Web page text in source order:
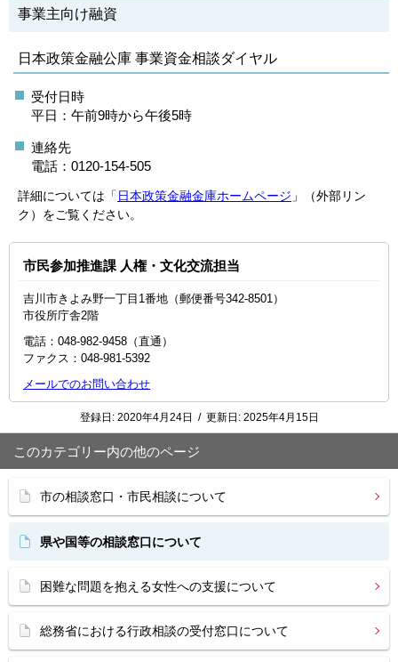
事業主向け融資
日本政策金融公庫 事業資金相談ダイヤル
受付日時
平日：午前9時から午後5時
連絡先
電話：0120-154-505
詳細については「 日本政策金融金庫ホームページ 」（外部リン
ク）をご覧ください。
市民参加推進課 人権・文化交流担当
吉川市きよみ野一丁目1番地（郵便番号342-8501）
市役所庁舎2階
電話：048-982-9458（直通）
ファクス：048‐981‐5392
メールでのお問い合わせ
登録日: 2020年4月24日 / 更新日: 2025年4月15日
このカテゴリー内の他のページ
市の相談窓口・市民相談について
県や国等の相談窓口について
困難な問題を抱える女性への支援について
総務省における行政相談の受付窓口について